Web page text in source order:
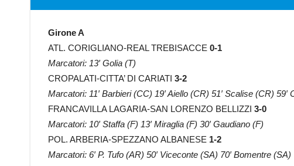
Girone A
ATL. CORIGLIANO-REAL TREBISACCE 0-1
Marcatori: 13′ Golia (T)
CROPALATI-CITTA’ DI CARIATI 3-2
Marcatori: 11′ Barbieri (CC) 19′ Aiello (CR) 51′ Scalise (CR) 59′
FRANCAVILLA LAGARIA-SAN LORENZO BELLIZZI 3-0
Marcatori: 10′ Staffa (F) 13′ Miraglia (F) 30′ Gaudiano (F)
POL. ARBERIA-SPEZZANO ALBANESE 1-2
Marcatori: 6′ P. Tufo (AR) 50′ Viceconte (SA) 70′ Bomentre (SA)